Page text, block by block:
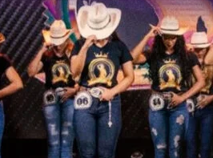
Mobilidade SERVIÇOS
Av. Barão do Rio Branco
terá interdição parcial
domingos e feriados
27 de maio de 2026
admin